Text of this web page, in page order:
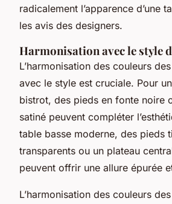
radicalement l’apparence d’une
les avis des designers.
Harmonisation avec le style
L’harmonisation des couleurs
avec le style est cruciale. Pour
bistrot, des pieds en fonte noire
satiné peuvent compléter
table basse moderne, des pieds
transparents ou un plateau
peuvent offrir une allure épurée
L’harmonisation des couleurs